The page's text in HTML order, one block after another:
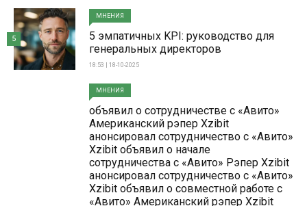
МНЕНИЯ
5 эмпатичных KPI: руководство для
генеральных директоров
18:53 | 18-10-2025
5
МНЕНИЯ
объявил о сотрудничестве с «Авито»
Американский рэпер Xzibit
анонсировал сотрудничество с «Авито»
Xzibit объявил о начале
сотрудничества с «Авито» Рэпер Xzibit
анонсировал сотрудничество с «Авито»
Xzibit объявил о совместной работе с
«Авито» Американский рэпер Xzibit